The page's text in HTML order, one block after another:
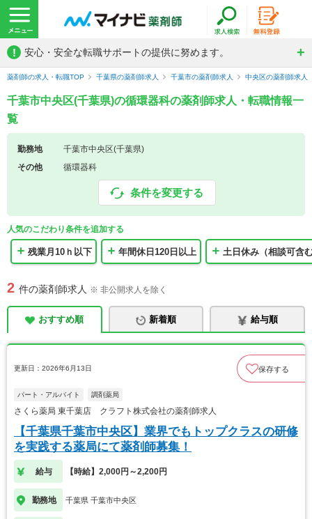
! 安心・安全な転職サポートの提供に努めます。
薬剤師の求人・転職TOP 千葉県の薬剤師求人 千葉市の薬剤師求人 中央区の薬剤師求人
千葉市中央区(千葉県)の循環器科の薬剤師求人・転職情報一
覧
勤務地
千葉市中央区(千葉県)
その他
循環器科
条件を変更する
人気のこだわり条件を追加する
残業月10ｈ以下 年間休日120日以上 土日休み（相談可含
2 件の薬剤師求人 ※ 非公開求人を除く
おすすめ順 新着順 給与順
更新日：2026年6月13日 保存する
パート・アルバイト 調剤薬局
さくら薬局 東千葉店 クラフト株式会社の薬剤師求人
【千葉県千葉市中央区】業界でもトップクラスの研修
を実践する薬局にて薬剤師募集！
給与 【時給】2,000円～2,200円
勤務地 千葉県 千葉市中央区